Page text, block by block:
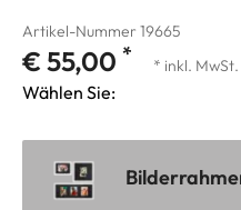
Artikel-Nummer 19665
€ 55,00 * * inkl. MwSt.
Wählen Sie: